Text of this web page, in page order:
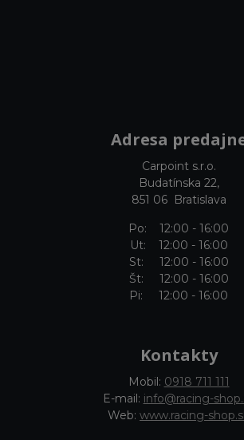
Adresa
Carpoint s.r.o.
Budatínska 22,
851 06 Bratislava
Po: 12:00 - 16:00
Ut: 12:00 - 16:00
St: 12:00 - 16:00
Št: 12:00 - 16:00
Pi: 12:00 - 16:00
Kontakty
Mobil: 0918 711 111
E-mail: info@racing-
Web: www.racing-